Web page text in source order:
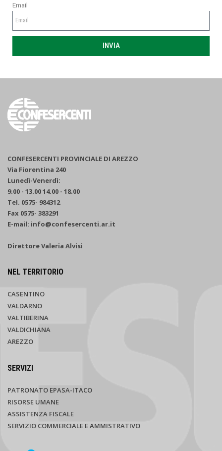
Email
INVIA
CONFESERCENTI PROVINCIALE DI AREZZO
Via Fiorentina 240
Lunedì-Venerdì:
9.00 - 13.00 14.00 - 18.00
Tel. 0575- 984312
Fax 0575- 383291
E-mail: info@confesercenti.ar.it
Direttore Valeria Alvisi
NEL TERRITORIO
CASENTINO
VALDARNO
VALTIBERINA
VALDICHIANA
AREZZO
SERVIZI
PATRONATO EPASA-ITACO
RISORSE UMANE
ASSISTENZA FISCALE
SERVIZIO COMMERCIALE E AMMISTRATIVO